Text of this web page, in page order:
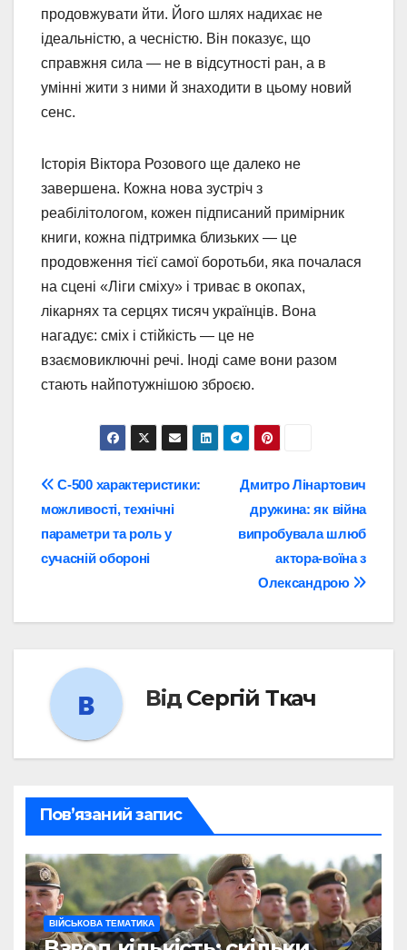
продовжувати йти. Його шлях надихає не
ідеальністю, а чесністю. Він показує, що
справжня сила — не в відсутності ран, а в
умінні жити з ними й знаходити в цьому новий
сенс.
Історія Віктора Розового ще далеко не
завершена. Кожна нова зустріч з
реабілітологом, кожен підписаний примірник
книги, кожна підтримка близьких — це
продовження тієї самої боротьби, яка почалася
на сцені «Ліги сміху» і триває в окопах,
лікарнях та серцях тисяч українців. Вона
нагадує: сміх і стійкість — це не
взаємовиключні речі. Іноді саме вони разом
стають найпотужнішою зброєю.
Навігація
записів
Дмитро Лінартович
дружина: як війна
випробувала шлюб
актора-воїна з
Олександрою
С-500 характеристики:
можливості, технічні
параметри та роль у
сучасній обороні
Від Сергій Ткач
Пов’язаний запис
ВІЙСЬКОВА ТЕМАТИКА